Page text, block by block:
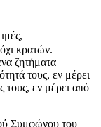
κρατών.
ζητήματα
τους, εν μέρει
τους, εν μέρει από
Συμφώνου του